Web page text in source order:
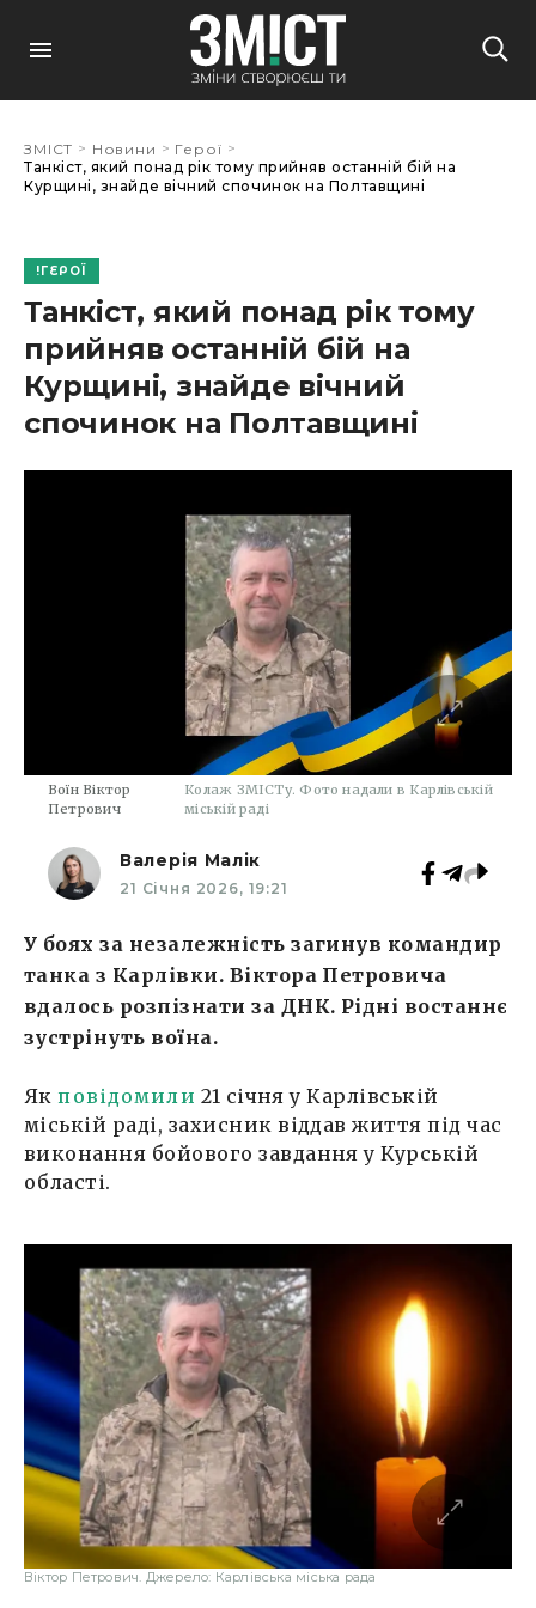
ЗМІСТ > Новини > Герої >
Танкіст, який понад рік тому прийняв останній бій на
Курщині, знайде вічний спочинок на Полтавщині
ГЕРОЇ
Танкіст, який понад рік тому
прийняв останній бій на
Курщині, знайде вічний
спочинок на Полтавщині
Воїн Віктор
Петрович
Колаж ЗМІСТу. Фото надали в Карлівській
міській раді
Валерія Малік
21 Січня 2026, 19:21
У боях за незалежність загинув командир
танка з Карлівки. Віктора Петровича
вдалось розпізнати за ДНК. Рідні востаннє
зустрінуть воїна.
Якповідомили 21 січня у Карлівській
міській раді, захисник віддав життя під час
виконання бойового завдання у Курській
області.
Віктор Петрович. Джерело: Карлівська міська рада